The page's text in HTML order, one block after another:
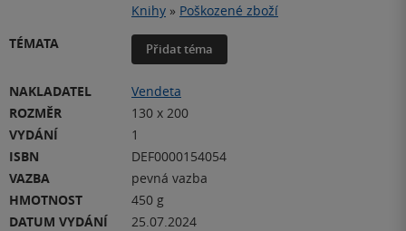
Knihy » Poškozené zboží
TÉMATA
Přidat téma
NAKLADATEL
Vendeta
ROZMĚR
130 x 200
VYDÁNÍ
1
ISBN
DEF0000154054
VAZBA
pevná vazba
HMOTNOST
450 g
DATUM VYDÁNÍ
25.07.2024